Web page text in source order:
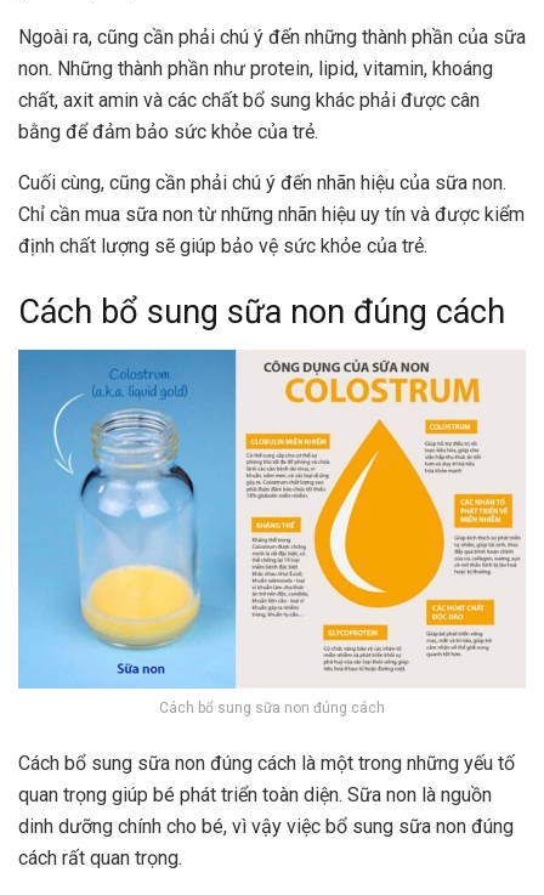
Ngoài ra, cũng cần phải chú ý đến những thành phần của sữa
non. Những thành phần như protein, lipid, vitamin, khoáng
chất, axit amin và các chất bổ sung khác phải được cân
bằng để đảm bảo sức khỏe của trẻ.
Cuối cùng, cũng cần phải chú ý đến nhãn hiệu của sữa non.
Chỉ cần mua sữa non từ những nhãn hiệu uy tín và được kiểm
định chất lượng sẽ giúp bảo vệ sức khỏe của trẻ.
Cách bổ sung sữa non đúng cách
Cách bổ sung sữa non đúng cách
Cách bổ sung sữa non đúng cách là một trong những yếu tố
quan trọng giúp bé phát triển toàn diện. Sữa non là nguồn
dinh dưỡng chính cho bé, vì vậy việc bổ sung sữa non đúng
cách rất quan trọng.